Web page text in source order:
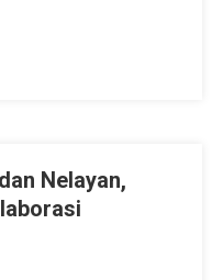
Nelayan,